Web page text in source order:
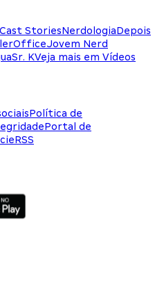
StoriesNerdologiaDepois
Jovem Nerd
Sr. KVeja mais em Vídeos
Política de
Portal de
RSS